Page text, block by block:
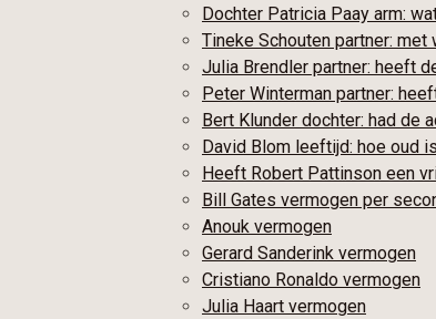
Dochter Patricia Paay arm:
Tineke Schouten partner:
Julia Brendler partner: heeft
Peter Winterman partner:
Bert Klunder dochter: had de
David Blom leeftijd: hoe oud
Heeft Robert Pattinson een
Bill Gates vermogen per
Anouk vermogen
Gerard Sanderink vermogen
Cristiano Ronaldo vermogen
Julia Haart vermogen